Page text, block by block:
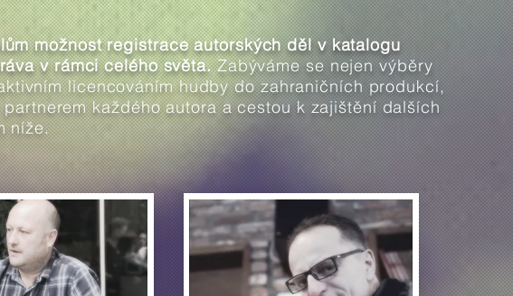
možnost registrace autorských děl v katalogu
v rámci celého světa.Zabýváme se nejen výběry
licencováním hudby do zahraničních produkcí,
každého autora a cestou k zajištění dalších
níže.